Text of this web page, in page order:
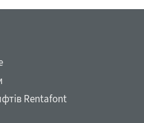
Rentafont